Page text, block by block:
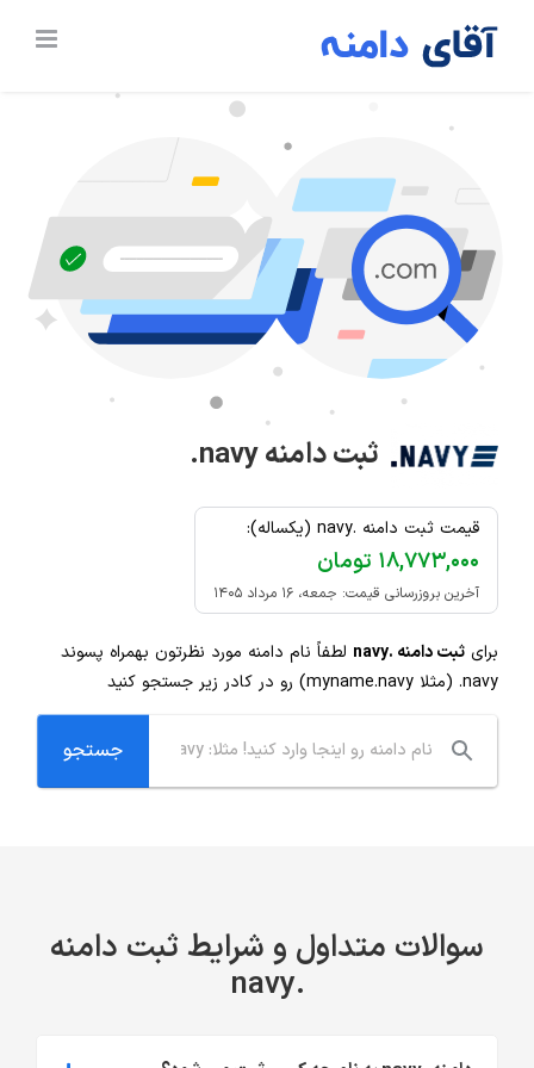
ثبت دامنه.navy
قیمت ثبت دامنه .navy (یکساله):
۱۸,۷۷۳,۰۰۰ تومان
آخرین بروزرسانی قیمت: جمعه، ۱۶ مرداد ۱۴۰۵
برای ثبت دامنه .navy
لطفاً نام دامنه مورد نظرتون بهمراه پسوند
.navy (مثلا myname.navy) رو در کادر زیر جستجو کنید
سوالات متداول و شرایط ثبت دامنه
.navy